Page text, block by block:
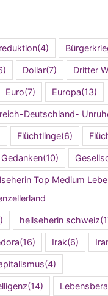
(4)
Dollar(7) Dritter
Euro(7) Europa(13)
Deutschland-
Flüchtlinge(6)
Gedanken(10)
Top Medium
hellseherin schweiz
(16) Irak(6)
(4)
(14)